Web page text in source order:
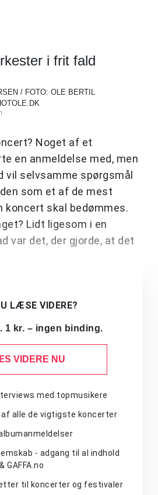
i frit fald
/ FOTO: OLE BERTIL
Noget af et
en anmeldelse med, men
vil selvsamme spørgsmål
som et af de mest
koncert skal bedømmes.
Lidt ligesom i en
var det, der gjorde, at det
LÆSE VIDERE?
1 kr. – ingen binding.
VIDERE NU
med topmusikere
alle de vigtigste koncerter
- adgang til al indhold
GAFFA.no
til koncerter og festivaler